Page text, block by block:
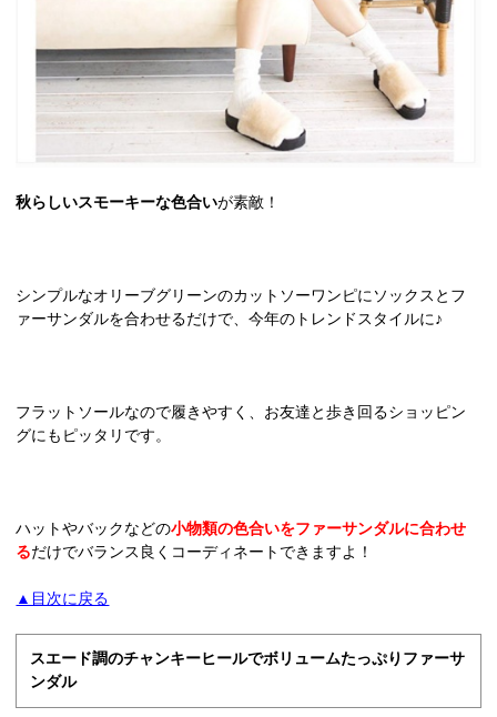
秋らしいスモーキーな色合いが素敵！
シンプルなオリーブグリーンのカットソーワンピにソックスとフ
ァーサンダルを合わせるだけで、今年のトレンドスタイルに♪
フラットソールなので履きやすく、お友達と歩き回るショッピン
グにもピッタリです。
ハットやバックなどの小物類の色合いをファーサンダルに合わせ
るだけでバランス良くコーディネートできますよ！
▲目次に戻る
スエード調のチャンキーヒールでボリュームたっぷりファーサ
ンダル